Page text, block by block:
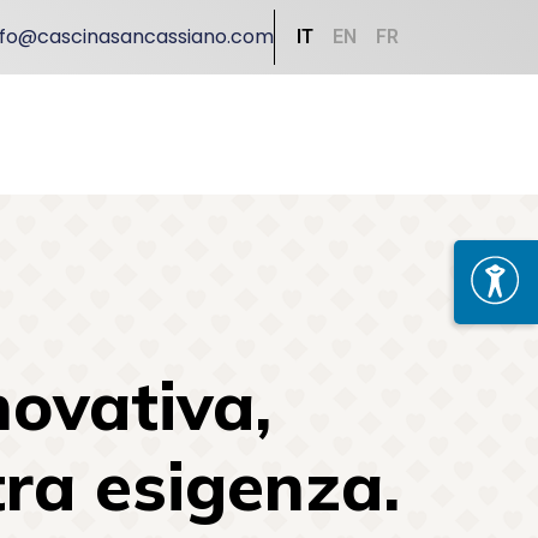
IT EN FR
esigenza.